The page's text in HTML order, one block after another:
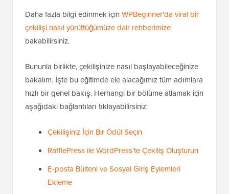
Daha fazla bilgi edinmek için WPBeginner'da viral bir
çekilişi nasıl yürüttüğümüze dair rehberimize
bakabilirsiniz.
Bununla birlikte, çekilişinize nasıl başlayabileceğinize
bakalım. İşte bu eğitimde ele alacağımız tüm adımlara
hızlı bir genel bakış. Herhangi bir bölüme atlamak için
aşağıdaki bağlantıları tıklayabilirsiniz:
Çekilişiniz İçin Bir Ödül Seçin
RafflePress ile WordPress'te Çekiliş Oluşturun
E-posta Bülteni ve Sosyal Giriş Eylemleri
Ekleme